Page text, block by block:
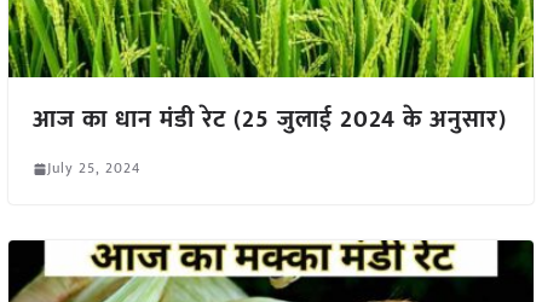
आज का धान मंडी रेट (25 जुलाई 2024 के अनुसार)
July 25, 2024